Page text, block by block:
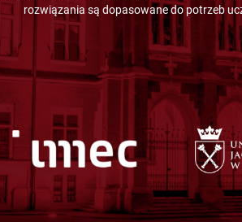
rozwiązania są dopasowane do potrzeb